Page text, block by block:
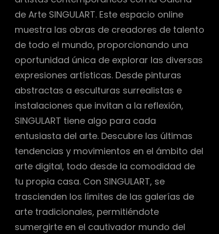
de Arte SINGULART. Este espacio online
muestra las obras de creadores de talento
de todo el mundo, proporcionando una
oportunidad única de explorar las diversas
expresiones artísticas. Desde pinturas
abstractas a esculturas surrealistas e
instalaciones que invitan a la reflexión,
SINGULART tiene algo para cada
entusiasta del arte. Descubre las últimas
tendencias y movimientos en el ámbito del
arte digital, todo desde la comodidad de
tu propia casa. Con SINGULART, se
trascienden los límites de las galerías de
arte tradicionales, permitiéndote
sumergirte en el cautivador mundo del